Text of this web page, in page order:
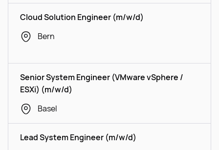
Cloud Solution Engineer (m/w/d)
Bern
Senior System Engineer (VMware vSphere /
ESXi) (m/w/d)
Basel
Lead System Engineer (m/w/d)